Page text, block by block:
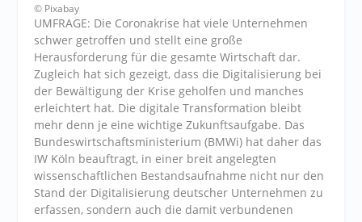
© Pixabay
UMFRAGE: Die Coronakrise hat viele Unternehmen
schwer getroffen und stellt eine große
Herausforderung für die gesamte Wirtschaft dar.
Zugleich hat sich gezeigt, dass die Digitalisierung bei
der Bewältigung der Krise geholfen und manches
erleichtert hat. Die digitale Transformation bleibt
mehr denn je eine wichtige Zukunftsaufgabe. Das
Bundeswirtschaftsministerium (BMWi) hat daher das
IW Köln beauftragt, in einer breit angelegten
wissenschaftlichen Bestandsaufnahme nicht nur den
Stand der Digitalisierung deutscher Unternehmen zu
erfassen, sondern auch die damit verbundenen